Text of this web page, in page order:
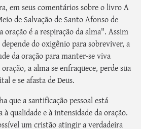
em seus comentários sobre o livro A
de Salvação de Santo Afonso de
é a respiração da alma". Assim
do oxigênio para sobreviver, a
da oração para manter-se viva
a alma se enfraquece, perde sua
e se afasta de Deus.
que a santificação pessoal está
qualidade e à intensidade da oração.
um cristão atingir a verdadeira